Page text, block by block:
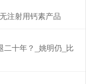
注射用钙素产品
二十年？_姚明仍_比